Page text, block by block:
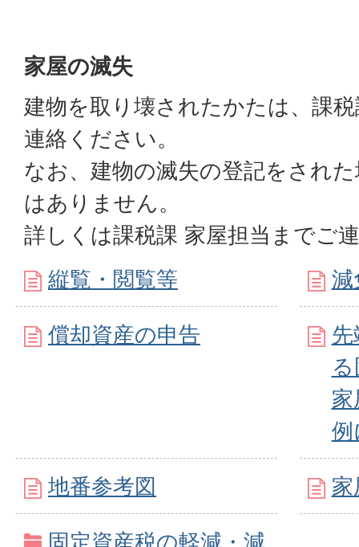
家屋の滅失
建物を取り壊されたかたは、課
連絡ください。
なお、建物の滅失の登記をされ
はありません。
詳しくは課税課 家屋担当までご
縦覧・閲覧等
減
償却資産の申告
地番参考図